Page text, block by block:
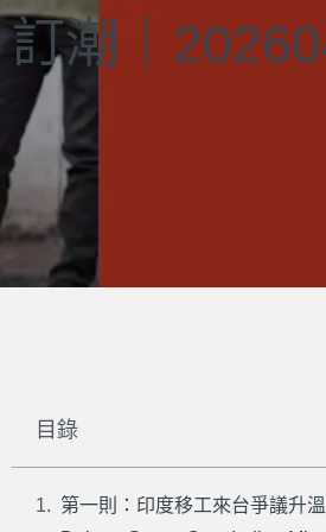
訂潮｜
目錄
第一則：印度移工來台爭議升